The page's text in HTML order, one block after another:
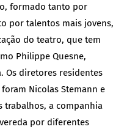
formado tanto por
por talentos mais jovens,
do teatro, que tem
Philippe Quesne,
Os diretores residentes
Nicolas Stemann e
trabalhos, a companhia
por diferentes